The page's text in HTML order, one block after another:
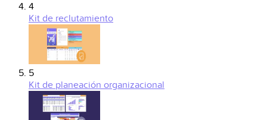
4
Kit de reclutamiento
5
Kit de planeación organizacional